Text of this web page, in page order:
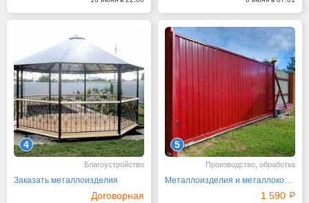
4
Благоустройство
Заказать металлоизделия
Договорная
5
Производство, обработка
Металлоизделия и металлоконструкции на заказ
1 590